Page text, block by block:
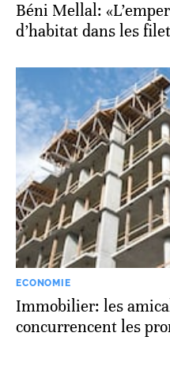
Béni Mellal:
d’habitat dans les
ECONOMIE
Immobilier: les
concurrencent les